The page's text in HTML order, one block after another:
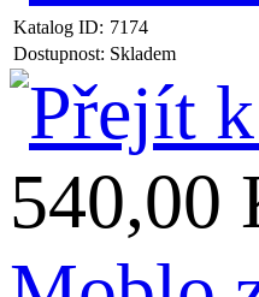
Katalog ID: 7174
Dostupnost: Skladem
540,00